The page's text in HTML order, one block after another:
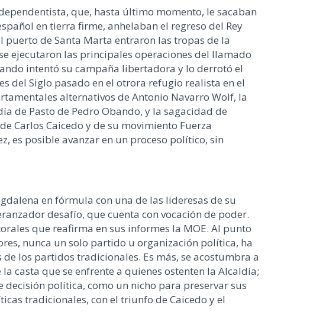
que, hasta último momento, le sacaban
en tierra firme, anhelaban el regreso del Rey
de Santa Marta entraron las tropas de la
ejecutaron las principales operaciones del llamado
intentó su campaña libertadora y lo derrotó el
del Siglo pasado en el otrora refugio realista en el
alternativos de Antonio Navarro Wolf, la
de Pasto de Pedro Obando, y la sagacidad de
Carlos Caicedo y de su movimiento Fuerza
es posible avanzar en un proceso político, sin
en fórmula con una de las lideresas de su
desafío, que cuenta con vocación de poder.
que reafirma en sus informes la MOE. Al punto
nunca un solo partido u organización política, ha
los partidos tradicionales. Es más, se acostumbra a
casta que se enfrente a quienes ostenten la Alcaldía;
política, como un nicho para preservar sus
tradicionales, con el triunfo de Caicedo y el